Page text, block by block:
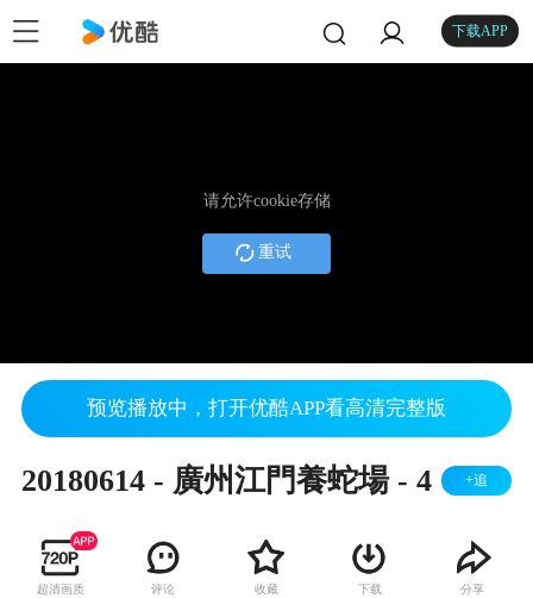
下载APP
请允许cookie存储
重试
预览播放中，打开优酷APP看高清完整版
20180614 - 廣州江門養蛇場 - 4 +追
超清画质 评论 收藏 下载 分享